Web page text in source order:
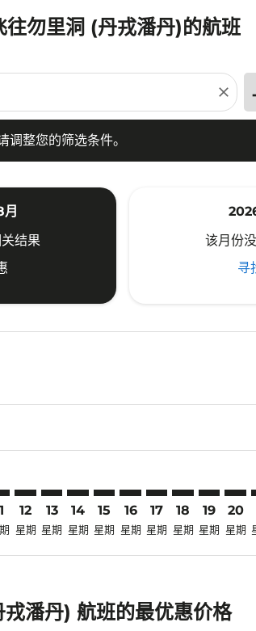
勿里洞 (丹戎潘丹)的航班
close
整您的筛选条件。
整您的筛选条件。
结果
该月份
寻
12
星期
13
星期
14
星期
15
星期
16
星期
17
星期
18
星期
19
星期
20
星期
潘丹) 航班的最优惠价格